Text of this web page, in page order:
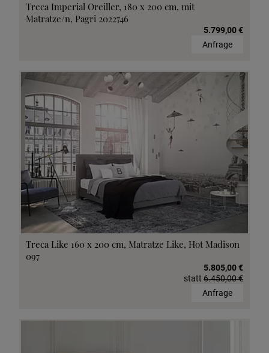
Treca Imperial Oreiller, 180 x 200 cm, mit
Matratze/n, Pagri 2022746
5.799,00 €
Anfrage
Treca Like 160 x 200 cm, Matratze Like, Hot Madison
097
5.805,00 €
statt 6.450,00 €
Anfrage